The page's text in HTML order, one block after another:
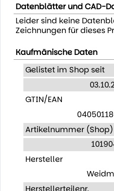
Datenblätter und CAD-
Leider sind keine
Zeichnungen für dieses
Kaufmänische Daten
Gelistet im Shop seit
GTIN/EAN
Artikelnummer (Shop)
Hersteller
Herstellerteilenr.